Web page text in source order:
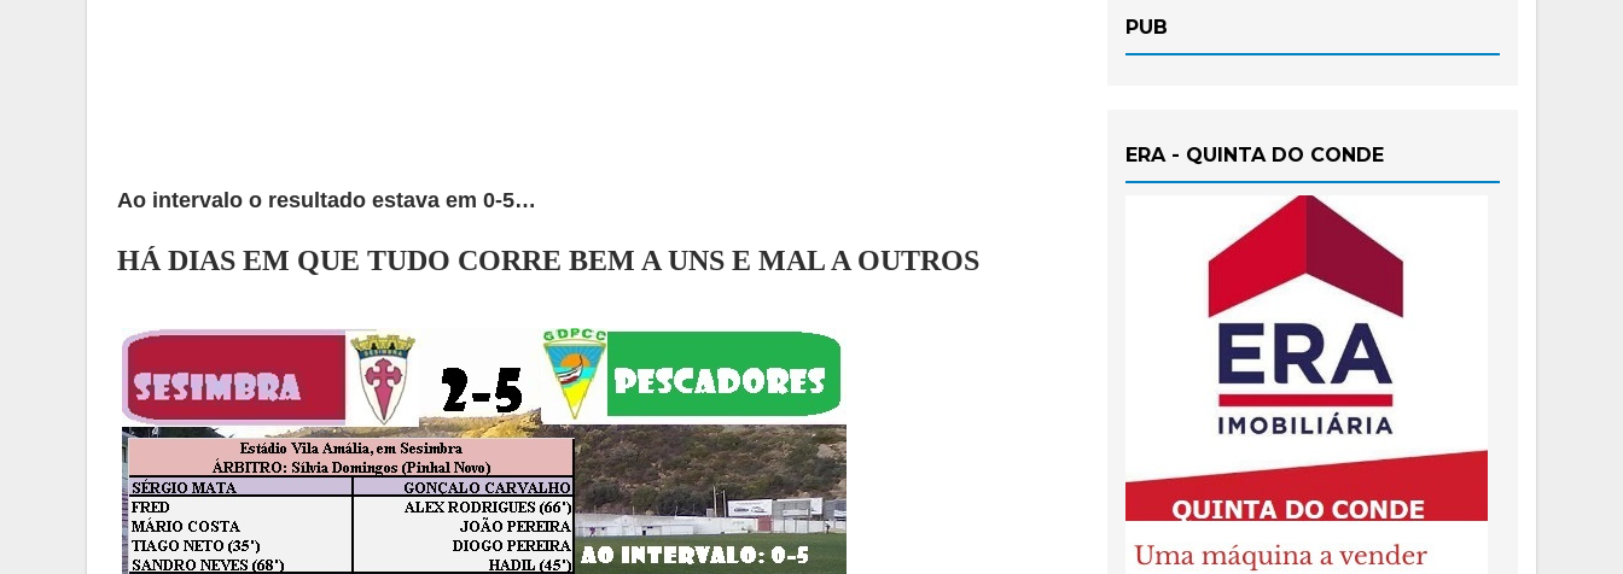
Ao intervalo o resultado estava em 0-5…
HÁ DIAS EM QUE TUDO CORRE BEM A UNS E MAL A OUTROS
PUB
ERA - QUINTA DO CONDE